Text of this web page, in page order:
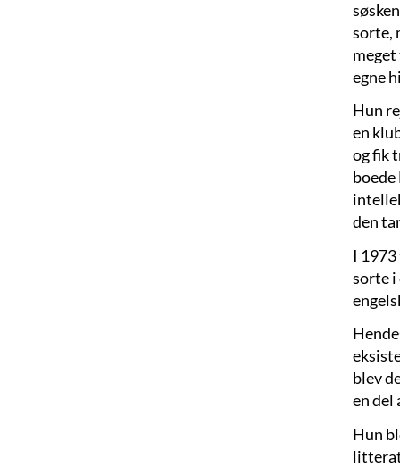
sorte,
egne
Hun
en
og fik
boede
den
I
sorte i
blev
en del
Hun